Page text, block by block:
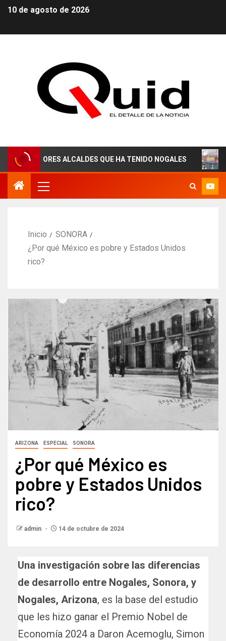
10 de agosto de 2026
ALCALDES QUE HA TENIDO NOGALES
Inicio
SONORA
¿Por qué México es pobre y Estados Unidos
rico?
ARIZONA ESPECIAL SONORA
¿Por qué México es
pobre y Estados Unidos
rico?
admin 14 de octubre de 2024
Una investigación sobre las diferencias
de desarrollo entre Nogales, Sonora, y
Nogales, Arizona, es la base del estudio
que les hizo ganar el Premio Nobel de
Economía 2024 a Daron Acemoglu, Simon